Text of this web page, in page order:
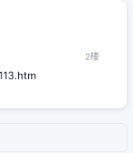
2楼